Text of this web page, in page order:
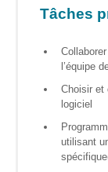
Tâches
l’équipe
Choisir et
logiciel
utilisant
les femmes
Interviews
« Les métiers
informatiques…
c’est ton genre
? »
Sensibiliser